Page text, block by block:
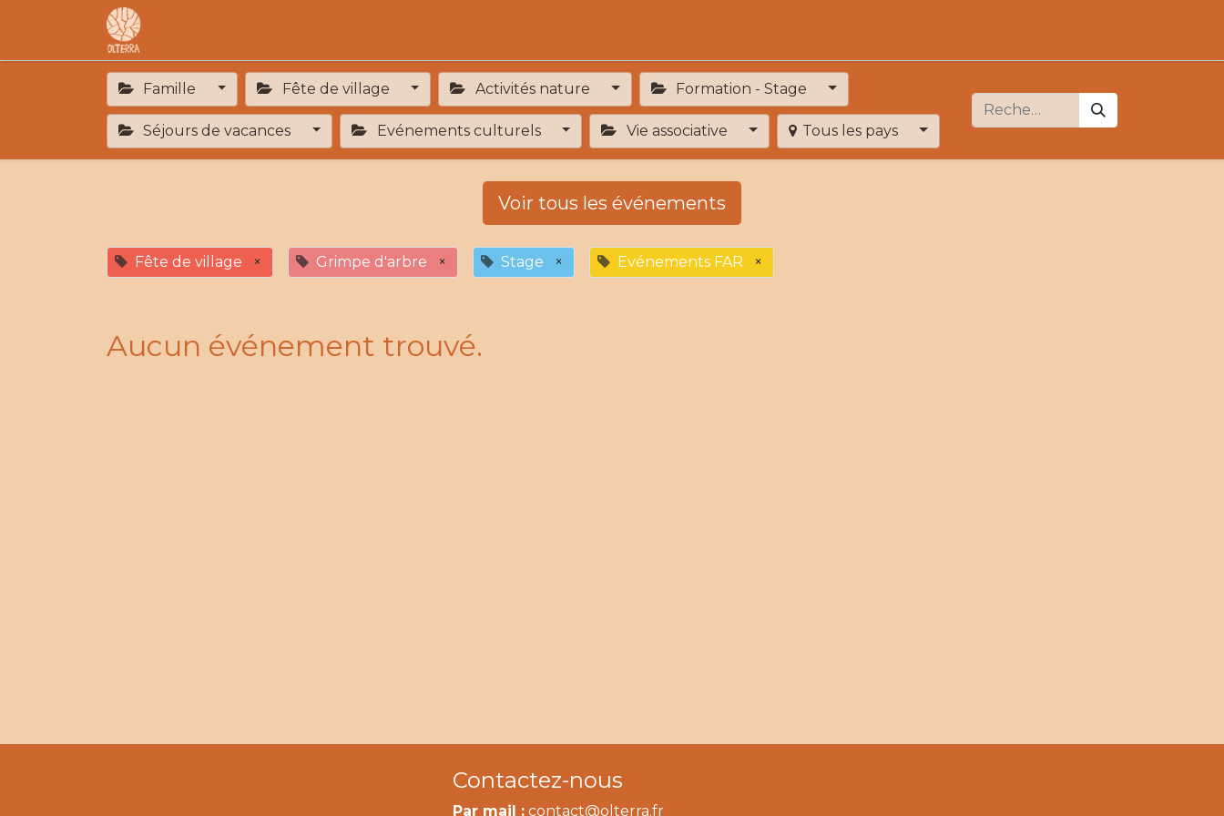
Famille Fête de village Activités nature Formation - Stage
Séjours de vacances Evénements culturels Vie associative Tous les pays
Voir tous les événements
Fête de village × Grimpe d'arbre × Stage × Evénements FAR ×
Aucun événement trouvé.
Contactez-nous
Par mail : contact@olterra.fr